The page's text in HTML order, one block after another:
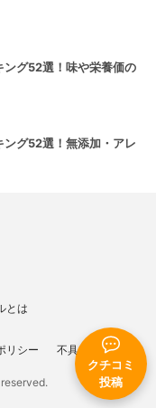
クチコミ
投稿
ング52選！味や栄養価の
ング52選！無添加・アレ
とは
リシー 不具合報告